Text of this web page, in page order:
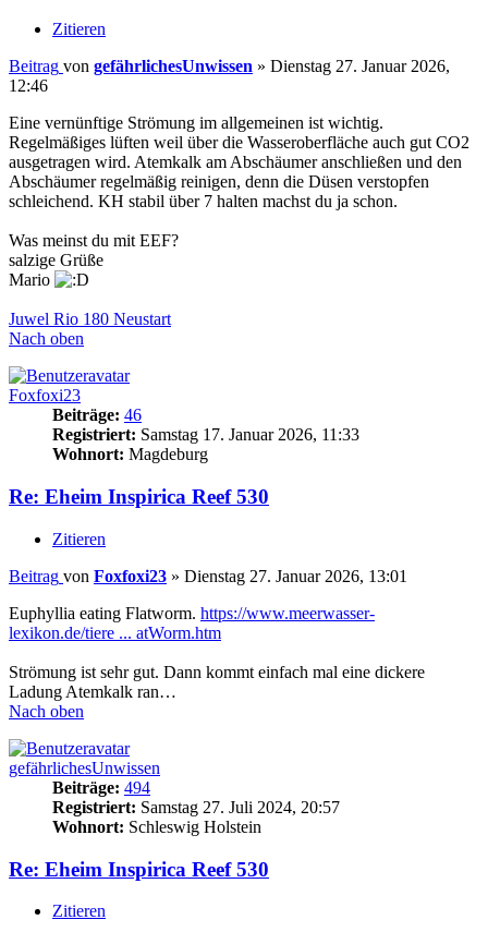
Zitieren
Beitrag von gefährlichesUnwissen » Dienstag 27. Januar 2026,
12:46
Eine vernünftige Strömung im allgemeinen ist wichtig.
Regelmäßiges lüften weil über die Wasseroberfläche auch gut CO2
ausgetragen wird. Atemkalk am Abschäumer anschließen und den
Abschäumer regelmäßig reinigen, denn die Düsen verstopfen
schleichend. KH stabil über 7 halten machst du ja schon.
Was meinst du mit EEF?
salzige Grüße
Mario
Juwel Rio 180 Neustart
Nach oben
Foxfoxi23
Beiträge: 46
Registriert: Samstag 17. Januar 2026, 11:33
Wohnort: Magdeburg
Re: Eheim Inspirica Reef 530
Zitieren
Beitrag von Foxfoxi23 » Dienstag 27. Januar 2026, 13:01
Euphyllia eating Flatworm. https://www.meerwasser-
lexikon.de/tiere ... atWorm.htm
Strömung ist sehr gut. Dann kommt einfach mal eine dickere
Ladung Atemkalk ran…
Nach oben
gefährlichesUnwissen
Beiträge: 494
Registriert: Samstag 27. Juli 2024, 20:57
Wohnort: Schleswig Holstein
Re: Eheim Inspirica Reef 530
Zitieren